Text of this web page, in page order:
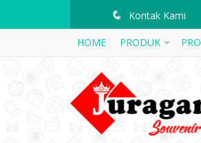
q Kontak Kami
HOME PRODUK